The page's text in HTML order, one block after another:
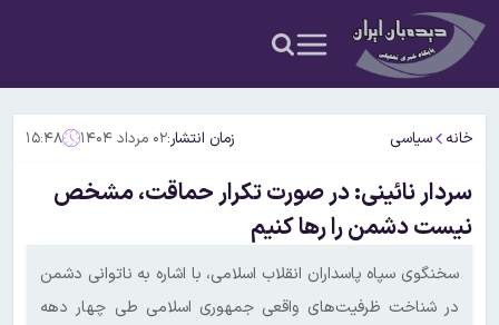
خانه سیاسی زمان انتشار:۰۲ مرداد ۱۴۰۴ ۱۵:۴۸
سردار نائینی: در صورت تکرار حماقت، مشخص
نیست دشمن را رها کنیم
سخنگوی سپاه پاسداران انقلاب اسلامی، با اشاره به ناتوانی دشمن
در شناخت ظرفیت‌های واقعی جمهوری اسلامی طی چهار دهه